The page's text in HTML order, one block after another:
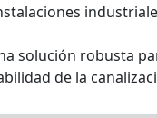
solución robusta
de la